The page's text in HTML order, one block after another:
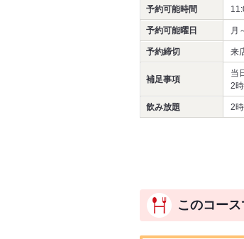
予約可能時間
予約可能曜日 月
予約締切 来
補足事項
当
2
飲み放題 2
このコー